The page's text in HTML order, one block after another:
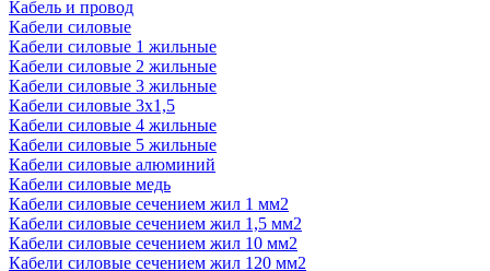
Кабель и провод
Кабели силовые
Кабели силовые 1 жильные
Кабели силовые 2 жильные
Кабели силовые 3 жильные
Кабели силовые 3х1,5
Кабели силовые 4 жильные
Кабели силовые 5 жильные
Кабели силовые алюминий
Кабели силовые медь
Кабели силовые сечением жил 1 мм2
Кабели силовые сечением жил 1,5 мм2
Кабели силовые сечением жил 10 мм2
Кабели силовые сечением жил 120 мм2